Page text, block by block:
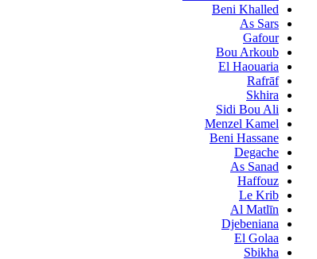
Beni Khalled
As Sars
Gafour
Bou Arkoub
El Haouaria
Rafrāf
Skhira
Sidi Bou Ali
Menzel Kamel
Beni Hassane
Degache
As Sanad
Haffouz
Le Krib
Al Matlīn
Djebeniana
El Golaa
Sbikha